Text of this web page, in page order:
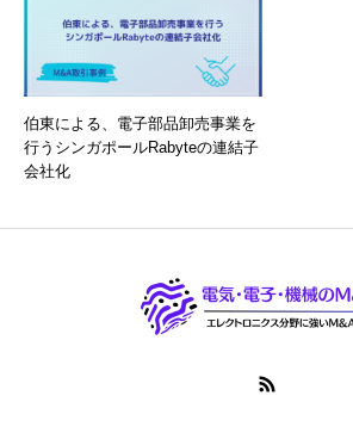
伯東による、電子部品卸売事業を
行うシンガポールRabyteの連結子
会社化